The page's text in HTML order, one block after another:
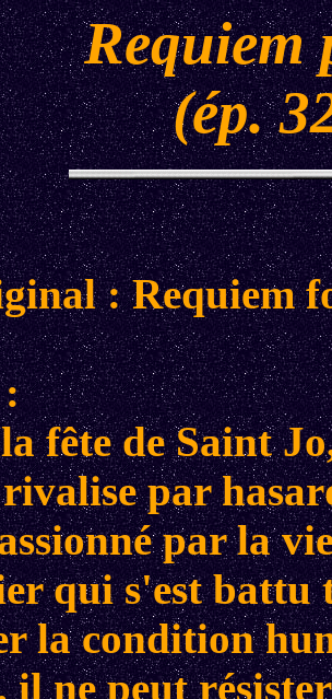
Requiem
(ép.
: Requiem
fête de Saint
par
par la
qui s'est battu
la condition
il ne peut